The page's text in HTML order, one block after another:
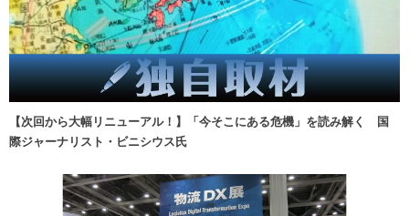
【次回から大幅リニューアル！】「今そこにある危機」を読み解く 国
際ジャーナリスト・ビニシウス氏